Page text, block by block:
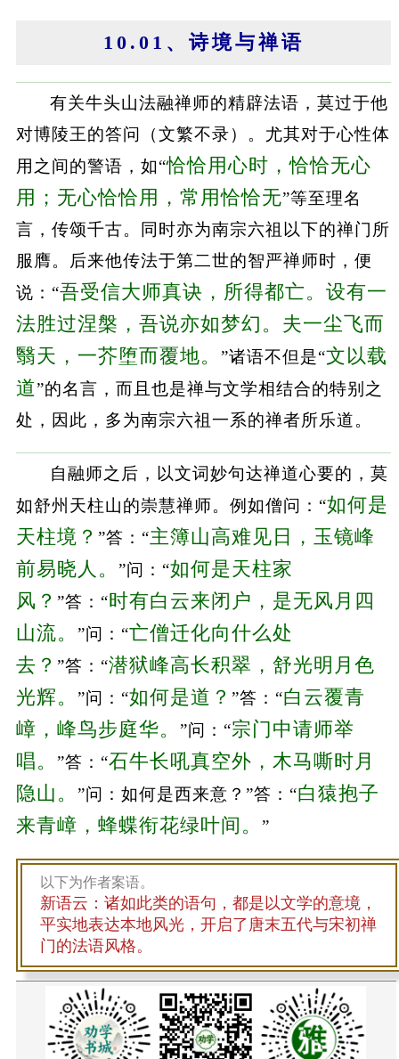
10.01、诗境与禅语
有关牛头山法融禅师的精辟法语，莫过于他
对博陵王的答问（文繁不录）。尤其对于心性体
用之间的警语，如“恰恰用心时，恰恰无心
用；无心恰恰用，常用恰恰无”等至理名
言，传颂千古。同时亦为南宗六祖以下的禅门所
服膺。后来他传法于第二世的智严禅师时，便
说：“吾受信大师真诀，所得都亡。设有一
法胜过涅槃，吾说亦如梦幻。夫一尘飞而
翳天，一芥堕而覆地。 ”诸语不但是“文以载
道”的名言，而且也是禅与文学相结合的特别之
处，因此，多为南宗六祖一系的禅者所乐道。
自融师之后，以文词妙句达禅道心要的，莫
如舒州天柱山的崇慧禅师。例如僧问：“如何是
天柱境？ ”答：“主簿山高难见日，玉镜峰
前易晓人。 ”问：“如何是天柱家
风？ ”答：“时有白云来闭户，是无风月四
山流。 ”问：“亡僧迁化向什么处
去？ ”答：“潜狱峰高长积翠，舒光明月色
光辉。 ”问：“如何是道？ ”答：“白云覆青
嶂，峰鸟步庭华。 ”问：“宗门中请师举
唱。 ”答：“石牛长吼真空外，木马嘶时月
隐山。 ”问：如何是西来意？”答：“白猿抱子
来青嶂，蜂蝶衔花绿叶间。 ”
以下为作者案语。
新语云：诸如此类的语句，都是以文学的意境，
平实地表达本地风光，开启了唐末五代与宋初禅
门的法语风格。